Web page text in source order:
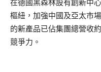
在德國黑森林設有創新中
樞紐，加強中國及亞太市
的新產品已佔集團總營收
競爭力。